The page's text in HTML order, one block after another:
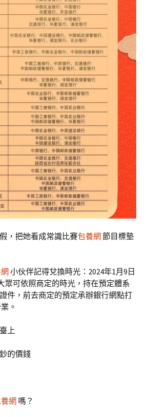
，把她看成常識比賽包養網 節目標墊
小伙伴記得兌換時光：2024年1月9日
眾可依照商定的時光，持在預定體系
件，前去商定的預定承辦銀行網點打
。
上
的價錢
網 嗎？